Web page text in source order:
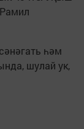
һәм
шулай ук,